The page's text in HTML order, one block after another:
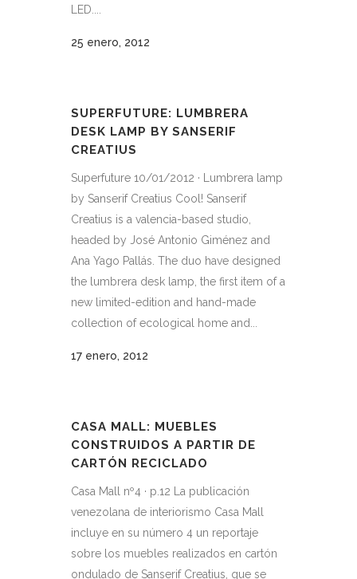
LED....
25 enero, 2012
SUPERFUTURE: LUMBRERA
DESK LAMP BY SANSERIF
CREATIUS
Superfuture 10/01/2012 · Lumbrera lamp
by Sanserif Creatius Cool! Sanserif
Creatius is a valencia-based studio,
headed by José Antonio Giménez and
Ana Yago Pallás. The duo have designed
the lumbrera desk lamp, the first item of a
new limited-edition and hand-made
collection of ecological home and...
17 enero, 2012
CASA MALL: MUEBLES
CONSTRUIDOS A PARTIR DE
CARTÓN RECICLADO
Casa Mall nº4 · p.12 La publicación
venezolana de interiorismo Casa Mall
incluye en su número 4 un reportaje
sobre los muebles realizados en cartón
ondulado de Sanserif Creatius, que se